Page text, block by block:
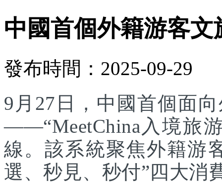
中國首個外籍游客
發布時間：2025-09-29
9月27日，中國首個面
——“MeetChina入境旅
線。該系統聚焦外籍游
選、秒見、秒付”四大消